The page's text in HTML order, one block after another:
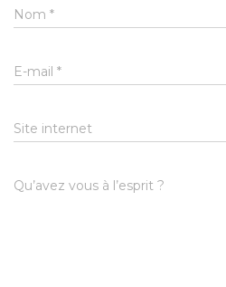
Nom *
E-mail *
Site internet
Qu’avez vous à l’esprit ?